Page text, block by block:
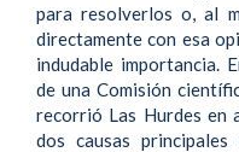
para resolverlos o, al
directamente con esa
indudable importancia.
de una Comisión
recorrió Las Hurdes en
dos causas